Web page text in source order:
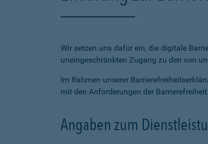
Wir setzen uns dafür ein, die digitale
uneingeschränkten Zugang zu den von
Im Rahmen unserer
mit den Anforderungen der
Angaben zum